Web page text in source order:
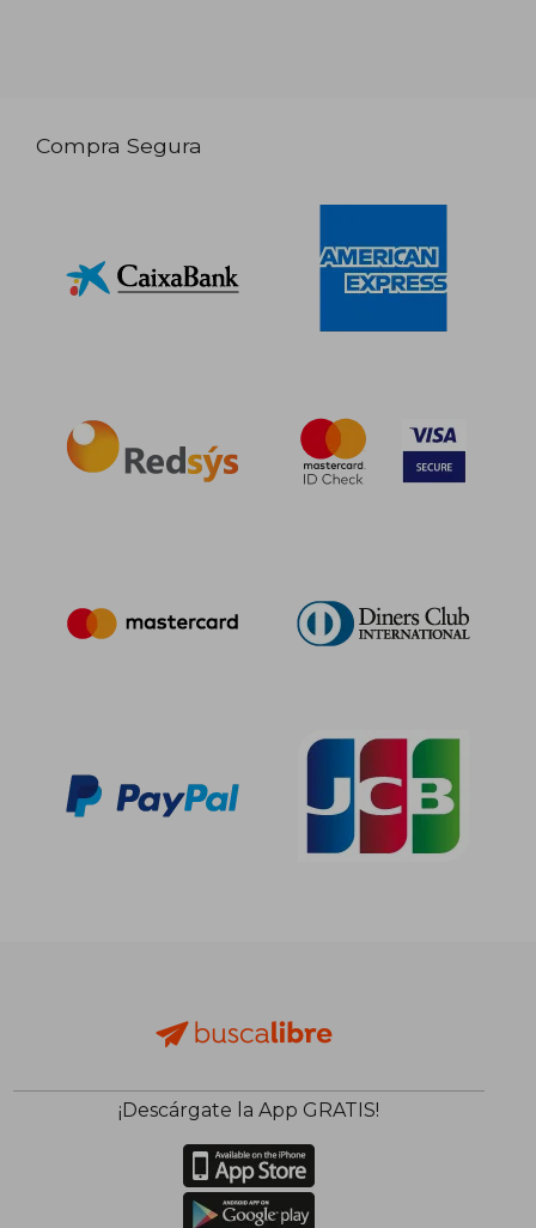
Compra Segura
¡Descárgate la App GRATIS!